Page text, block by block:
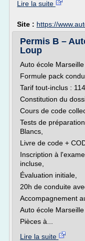
Lire la suite
Site : https://
Permis B –
Loup
Auto école
Formule pack
Tarif tout-inclus :
Constitution du
Cours de code
Tests de
Blancs,
Livre de code +
Inscription à
incluse,
Évaluation initiale,
20h de conduite
Accompagnement
Auto école
Pièces à...
Lire la suite